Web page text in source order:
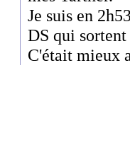
Je suis en
DS qui
C'était mieux